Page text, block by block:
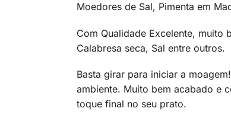
Moedores de Sal, Pimenta em
Com Qualidade Excelente, muito
Calabresa seca, Sal entre outros.
Basta girar para iniciar a
ambiente. Muito bem acabado e
toque final no seu prato.